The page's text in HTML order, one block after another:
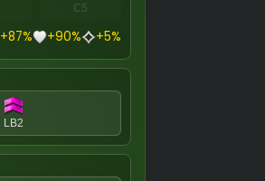
C5
+87% +90% +5%
LB2